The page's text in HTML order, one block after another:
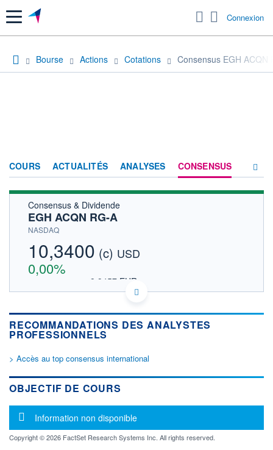
Menu Connexion
Bourse Actions Cotations Consensus EGH ACQN
COURS ACTUALITÉS ANALYSES CONSENSUS
ACTIONNAIRES
Consensus & Dividende
EGH ACQN RG-A
NASDAQ
10,3400 (c) USD
0,00%
8,9457 EUR
DONNÉES TEMPS DIFFÉRÉ
Politique d'exécution
Cotation sur les autres places
OUVERTURE CLÔTURE VEILLE
10,3400
0
VALORISATION
RECOMMANDATIONS DES ANALYSTES
PROFESSIONNELS
> Accès au top consensus international
OBJECTIF DE COURS
Message d'information
Information non disponible
Copyright © 2026 FactSet Research Systems Inc. All rights reserved.